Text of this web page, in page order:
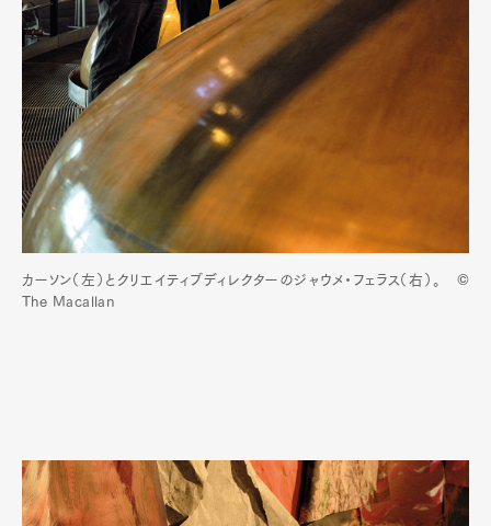
カーソン（左）とクリエイティブディレクターのジャウメ・フェラス（右）。 ©
The Macallan